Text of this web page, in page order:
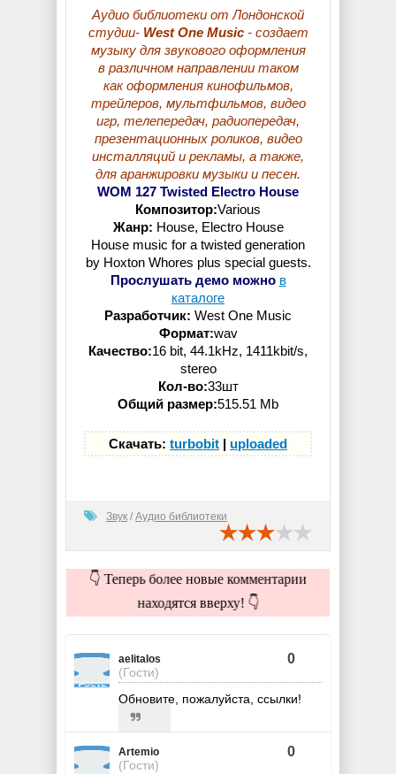
Аудио библиотеки от Лондонской
студии- West One Music - создает
музыку для звукового оформления
в различном направлении таком
как оформления кинофильмов,
трейлеров, мультфильмов, видео
игр, телепередач, радиопередач,
презентационных роликов, видео
инсталляций и рекламы, а также,
для аранжировки музыки и песен.
WOM 127 Twisted Electro House
Композитор:Various
Жанр: House, Electro House
House music for a twisted generation
by Hoxton Whores plus special guests.
Прослушать демо можно в
каталоге
Разработчик: West One Music
Формат:wav
Качество:16 bit, 44.1kHz, 1411kbit/s,
stereo
Кол-во:33шт
Общий размер:515.51 Mb
Скачать: turbobit | uploaded
Звук / Аудио библиотеки
👇 Теперь более новые комментарии
находятся вверху! 👇
aelitalos
(Гости)
0
Обновите, пожалуйста, ссылки!
Artemio
(Гости)
0